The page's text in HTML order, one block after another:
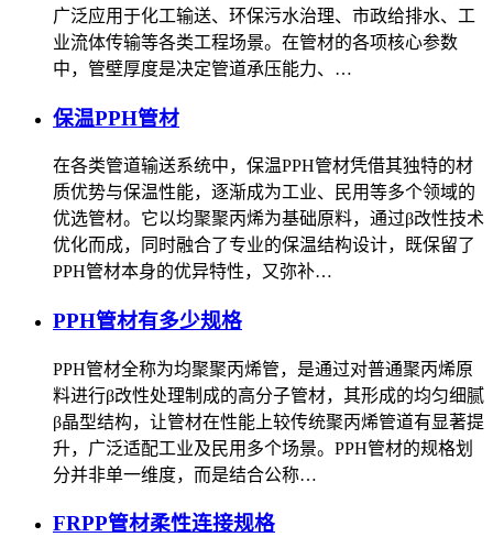
广泛应用于化工输送、环保污水治理、市政给排水、工
业流体传输等各类工程场景。在管材的各项核心参数
中，管壁厚度是决定管道承压能力、…
保温PPH管材
在各类管道输送系统中，保温PPH管材凭借其独特的材
质优势与保温性能，逐渐成为工业、民用等多个领域的
优选管材。它以均聚聚丙烯为基础原料，通过β改性技术
优化而成，同时融合了专业的保温结构设计，既保留了
PPH管材本身的优异特性，又弥补…
PPH管材有多少规格
PPH管材全称为均聚聚丙烯管，是通过对普通聚丙烯原
料进行β改性处理制成的高分子管材，其形成的均匀细腻
β晶型结构，让管材在性能上较传统聚丙烯管道有显著提
升，广泛适配工业及民用多个场景。PPH管材的规格划
分并非单一维度，而是结合公称…
FRPP管材柔性连接规格